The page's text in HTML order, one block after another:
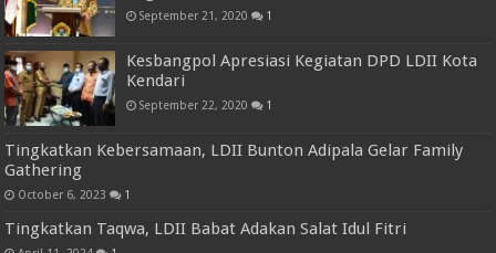
September 21, 2020 1
Kesbangpol Apresiasi Kegiatan DPD LDII Kota
Kendari
September 22, 2020 1
Tingkatkan Kebersamaan, LDII Bunton Adipala Gelar Family
Gathering
October 6, 2023 1
Tingkatkan Taqwa, LDII Babat Adakan Salat Idul Fitri